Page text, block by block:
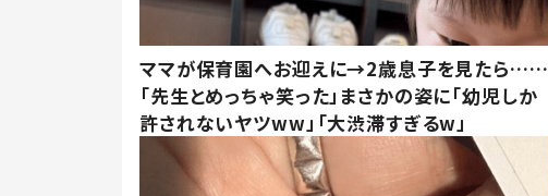
ママが保育園へお迎えに→2歳息子を見たら……
「先生とめっちゃ笑った」まさかの姿に「幼児しか
許されないヤツww」「大渋滞すぎるw」